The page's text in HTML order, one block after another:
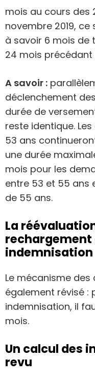
mois au cours des
novembre 2019, ce
à savoir 6 mois de
24 mois précédant
A savoir :
déclenchement
durée de
reste identique.
53 ans
une durée
mois pour les
entre 53 et 55 ans
de 55 ans.
La
rechargement
indemnisation
Le mécanisme
également révisé :
indemnisation, il
mois.
Un calcul des
revu